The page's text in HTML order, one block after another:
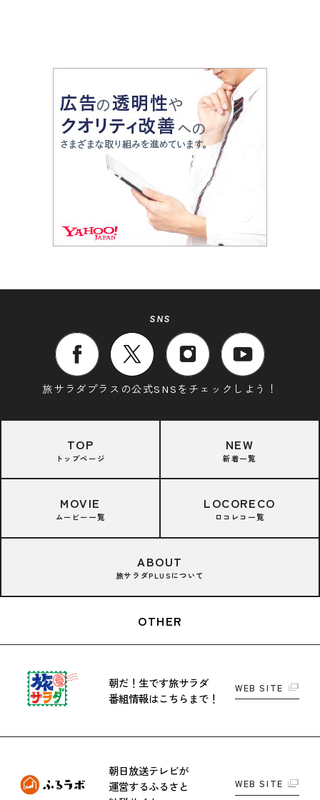
SNS
旅サラダプラスの公式SNSをチェックしよう！
TOP
トップページ
NEW
新着一覧
MOVIE
ムービー一覧
LOCORECO
ロコレコ一覧
ABOUT
旅サラダPLUSについて
OTHER
朝だ！生です旅サラダ
番組情報はこちらまで！
WEB SITE
朝日放送テレビが
運営するふるさと
WEB SITE